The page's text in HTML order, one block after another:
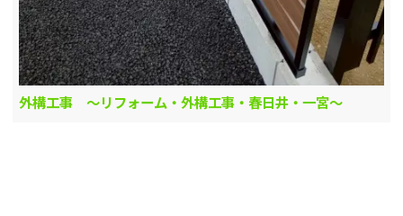
外構工事 ～リフォーム・外構工事・春日井・一宮～